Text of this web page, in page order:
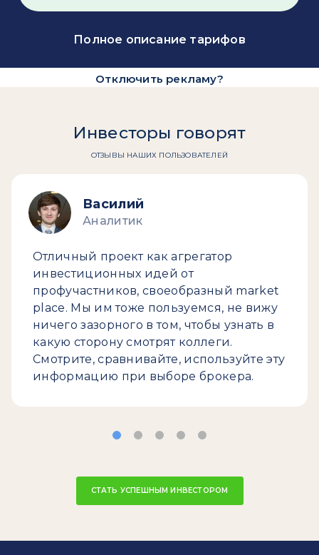
Полное описание тарифов
Отключить рекламу?
Инвесторы говорят
ОТЗЫВЫ НАШИХ ПОЛЬЗОВАТЕЛЕЙ
Василий
Аналитик
Отличный проект как агрегатор
инвестиционных идей от
профучастников, своеобразный market
place. Мы им тоже пользуемся, не вижу
ничего зазорного в том, чтобы узнать в
какую сторону смотрят коллеги.
Смотрите, сравнивайте, используйте эту
информацию при выборе брокера.
СТАТЬ УСПЕШНЫМ ИНВЕСТОРОМ